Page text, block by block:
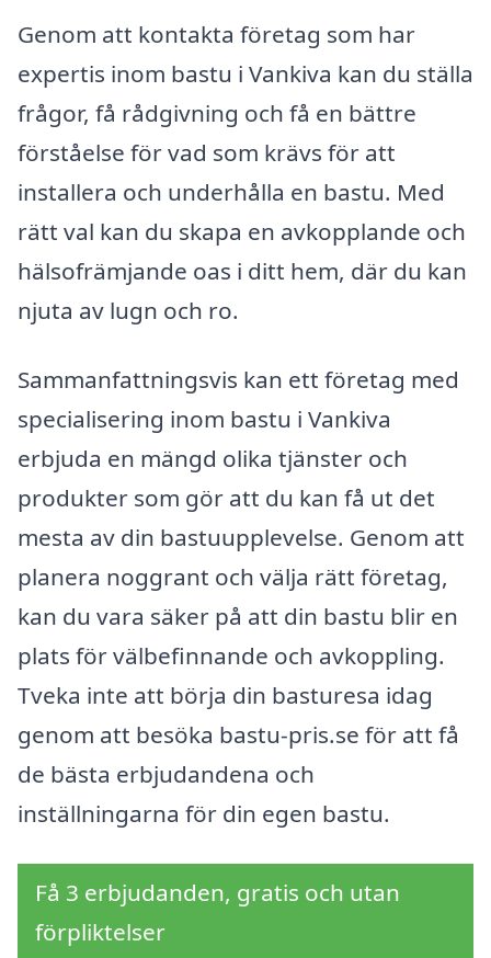
Genom att kontakta företag som har
expertis inom bastu i Vankiva kan du ställa
frågor, få rådgivning och få en bättre
förståelse för vad som krävs för att
installera och underhålla en bastu. Med
rätt val kan du skapa en avkopplande och
hälsofrämjande oas i ditt hem, där du kan
njuta av lugn och ro.
Sammanfattningsvis kan ett företag med
specialisering inom bastu i Vankiva
erbjuda en mängd olika tjänster och
produkter som gör att du kan få ut det
mesta av din bastuupplevelse. Genom att
planera noggrant och välja rätt företag,
kan du vara säker på att din bastu blir en
plats för välbefinnande och avkoppling.
Tveka inte att börja din basturesa idag
genom att besöka bastu-pris.se för att få
de bästa erbjudandena och
inställningarna för din egen bastu.
Få 3 erbjudanden, gratis och utan
förpliktelser